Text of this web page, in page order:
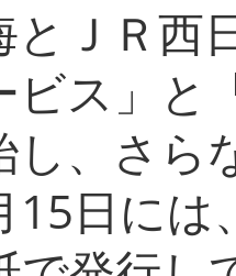
ＪＲ西
ビス」
し、さら
15日に